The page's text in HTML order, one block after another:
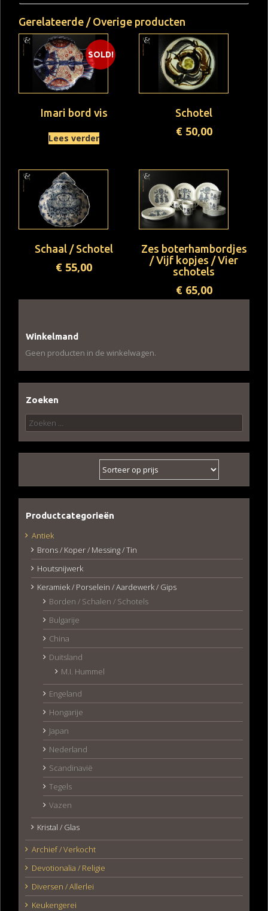
Gerelateerde / Overige producten
SOLD!
Imari bord vis
Lees verder
Schotel
€50,00
Schaal / Schotel
€ 55,00
Zes boterhambordjes
/ Vijf kopjes / Vier
schotels
€65,00
Winkelmand
Geen producten in de winkelwagen.
Zoeken
Zoeken
naar:
Productcategorieën
Antiek
Brons / Koper / Messing / Tin
Houtsnijwerk
Keramiek / Porselein / Aardewerk / Gips
Borden / Schalen / Schotels
Bulgarije
China
Duitsland
M.I. Hummel
Engeland
Hongarije
Japan
Nederland
Scandinavië
Tegels
Vazen
Kristal / Glas
Archief / Verkocht
Devotionalia / Religie
Diversen / Allerlei
Keukengerei